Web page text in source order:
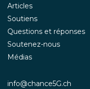
Articles
Soutiens
Questions et réponses
Soutenez-nous
Médias
info@chance5G.ch